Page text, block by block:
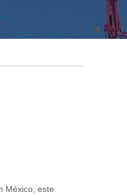
México, este